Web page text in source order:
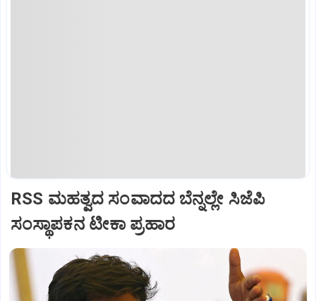
RSS ಮಹತ್ವದ ಸಂವಾದದ ಬೆನ್ನಲ್ಲೇ ಸಿಜೆಪಿ
ಸಂಸ್ಥಾಪಕನ ಟೀಕಾ ಪ್ರಹಾರ